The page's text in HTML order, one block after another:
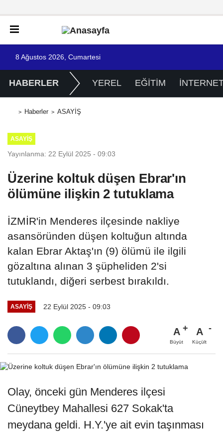
8 Ağustos 2026, Cumartesi
HABERLER YEREL EĞİTİM
Haberler ASAYİŞ
ASAYİŞ
Yayınlanma: 22 Eylül 2025 - 09:03
Üzerine koltuk düşen Ebrar'ın
ölümüne ilişkin 2 tutuklama
İZMİR'in Menderes ilçesinde nakliye
asansöründen düşen koltuğun altında
kalan Ebrar Aktaş'ın (9) ölümü ile ilgili
gözaltına alınan 3 şüpheliden 2'si
tutuklandı, diğeri serbest bırakıldı.
ASAYİŞ 22 Eylül 2025 - 09:03
A
Büyüt
A
Küçült
Olay, önceki gün Menderes ilçesi
Cüneytbey Mahallesi 627 Sokak'ta
meydana geldi. H.Y.'ye ait evin taşınması